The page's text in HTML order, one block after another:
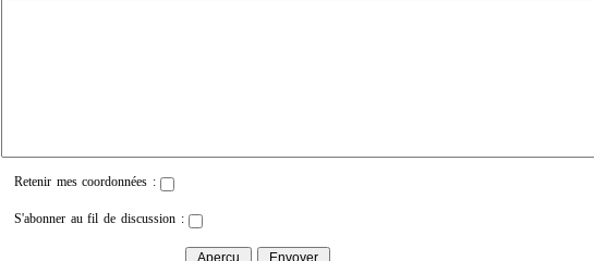
Retenir mes coordonnées :
S'abonner au fil de discussion :